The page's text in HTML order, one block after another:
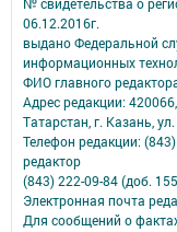
№ свидетельства о
06.12.2016г.
выдано Федеральной
информационных
ФИО главного
Адрес редакции:
Татарстан, г. Казань,
Телефон редакции:
редактор
(843) 222-09-84 (доб.
Электронная почта
Для сообщений о